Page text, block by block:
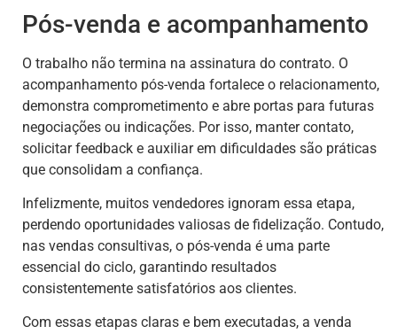
Pós-venda e acompanhamento
O trabalho não termina na assinatura do contrato. O
acompanhamento pós-venda fortalece o relacionamento,
demonstra comprometimento e abre portas para futuras
negociações ou indicações. Por isso, manter contato,
solicitar feedback e auxiliar em dificuldades são práticas
que consolidam a confiança.
Infelizmente, muitos vendedores ignoram essa etapa,
perdendo oportunidades valiosas de fidelização. Contudo,
nas vendas consultivas, o pós-venda é uma parte
essencial do ciclo, garantindo resultados
consistentemente satisfatórios aos clientes.
Com essas etapas claras e bem executadas, a venda